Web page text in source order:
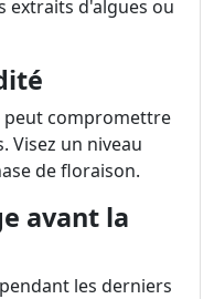
extraits d'algues ou
peut compromettre
Visez un niveau
de floraison.
avant la
les derniers